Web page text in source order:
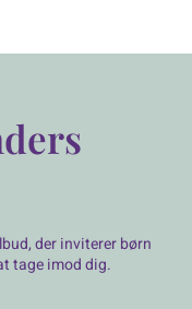
der inviterer børn
tage imod dig.